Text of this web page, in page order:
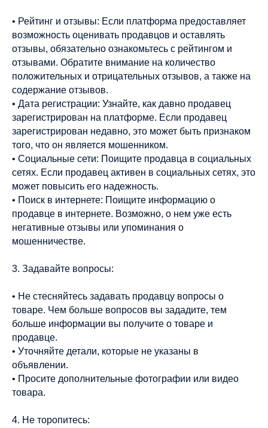
• Рейтинг и отзывы: Если платформа предоставляет
возможность оценивать продавцов и оставлять
отзывы, обязательно ознакомьтесь с рейтингом и
отзывами. Обратите внимание на количество
положительных и отрицательных отзывов, а также на
содержание отзывов.
• Дата регистрации: Узнайте, как давно продавец
зарегистрирован на платформе. Если продавец
зарегистрирован недавно, это может быть признаком
того, что он является мошенником.
• Социальные сети: Поищите продавца в социальных
сетях. Если продавец активен в социальных сетях, это
может повысить его надежность.
• Поиск в интернете: Поищите информацию о
продавце в интернете. Возможно, о нем уже есть
негативные отзывы или упоминания о
мошенничестве.
3. Задавайте вопросы:
• Не стесняйтесь задавать продавцу вопросы о
товаре. Чем больше вопросов вы зададите, тем
больше информации вы получите о товаре и
продавце.
• Уточняйте детали, которые не указаны в
объявлении.
• Просите дополнительные фотографии или видео
товара.
4. Не торопитесь: